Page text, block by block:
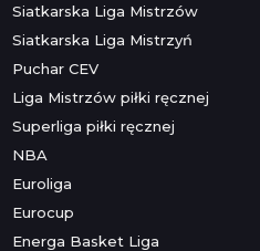
Siatkarska Liga Mistrzów
Siatkarska Liga Mistrzyń
Puchar CEV
Liga Mistrzów piłki ręcznej
Superliga piłki ręcznej
NBA
Euroliga
Eurocup
Energa Basket Liga